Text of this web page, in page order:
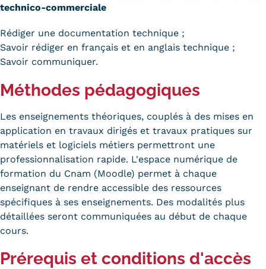
technico-commerciale
Rédiger une documentation technique ;
Savoir rédiger en français et en anglais technique ;
Savoir communiquer.
Méthodes pédagogiques
Les enseignements théoriques, couplés à des mises en
application en travaux dirigés et travaux pratiques sur
matériels et logiciels métiers permettront une
professionnalisation rapide. L'espace numérique de
formation du Cnam (Moodle) permet à chaque
enseignant de rendre accessible des ressources
spécifiques à ses enseignements. Des modalités plus
détaillées seront communiquées au début de chaque
cours.
Prérequis et conditions d'accès